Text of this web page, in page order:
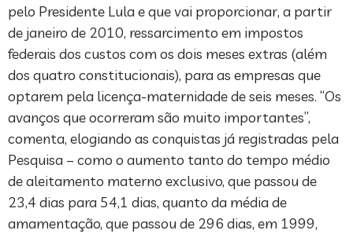
pelo Presidente Lula e que vai proporcionar, a partir
de janeiro de 2010, ressarcimento em impostos
federais dos custos com os dois meses extras (além
dos quatro constitucionais), para as empresas que
optarem pela licença-maternidade de seis meses. “Os
avanços que ocorreram são muito importantes”,
comenta, elogiando as conquistas já registradas pela
Pesquisa – como o aumento tanto do tempo médio
de aleitamento materno exclusivo, que passou de
23,4 dias para 54,1 dias, quanto da média de
amamentação, que passou de 296 dias, em 1999,